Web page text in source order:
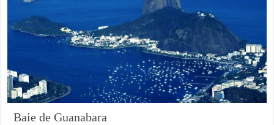
Baie de Guanabara